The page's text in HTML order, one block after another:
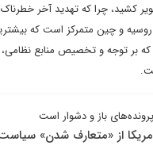
کشید، چرا که تهدید آخر خطرناک
روسیه و چین متمرکز است که
بر توجه و تخصیص منابع نظامی،
از «متعارف شدن»